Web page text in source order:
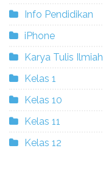
Info Pendidikan
iPhone
Karya Tulis Ilmiah
Kelas 1
Kelas 10
Kelas 11
Kelas 12